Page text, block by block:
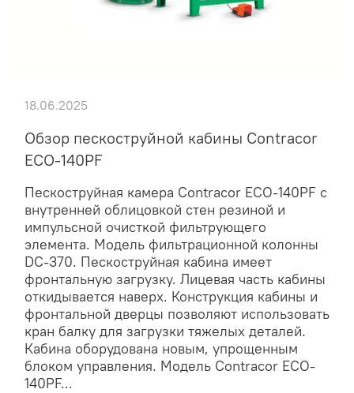
Обзор пескоструйной кабины Contracor
ECO-140PF
Пескоструйная камера Contracor ECO-140PF с
внутренней облицовкой стен резиной и
импульсной очисткой фильтрующего
элемента. Модель фильтрационной колонны
DC-370. Пескоструйная кабина имеет
фронтальную загрузку. Лицевая часть кабины
откидывается наверх. Конструкция кабины и
фронтальной дверцы позволяют использовать
кран балку для загрузки тяжелых деталей.
Кабина оборудована новым, упрощенным
блоком управления. Модель Contracor ECO-
140PF...
18.06.2025